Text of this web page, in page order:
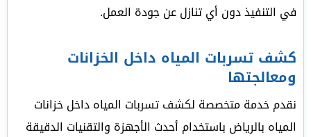
في التنفيذ دون أي تنازل عن جودة العمل.
كشف تسربات المياه داخل الخزانات
ومعالجتها
نقدم خدمة متخصصة لكشف تسربات المياه داخل خزانات
المياه بالرياض باستخدام أحدث الأجهزة والتقنيات الدقيقة